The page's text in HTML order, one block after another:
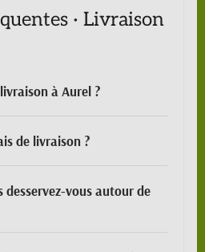
· Livraison
à Aurel ?
de livraison ?
desservez-vous autour de